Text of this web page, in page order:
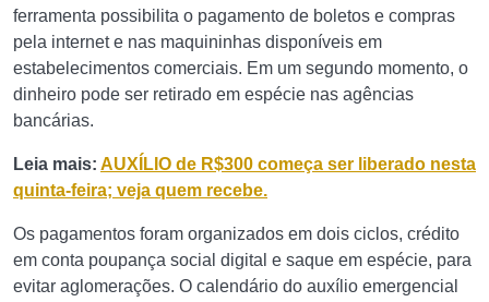
ferramenta possibilita o pagamento de boletos e compras
pela internet e nas maquininhas disponíveis em
estabelecimentos comerciais. Em um segundo momento, o
dinheiro pode ser retirado em espécie nas agências
bancárias.
Leia mais: AUXÍLIO de R$300 começa ser liberado nesta
quinta-feira; veja quem recebe.
Os pagamentos foram organizados em dois ciclos, crédito
em conta poupança social digital e saque em espécie, para
evitar aglomerações. O calendário do auxílio emergencial